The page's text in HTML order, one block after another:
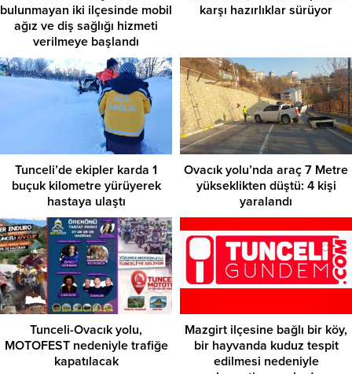
bulunmayan iki ilçesinde mobil
ağız ve diş sağlığı hizmeti
verilmeye başlandı
karşı hazırlıklar sürüyor
Tunceli’de ekipler karda 1
buçuk kilometre yürüyerek
hastaya ulaştı
Ovacık yolu’nda araç 7 Metre
yükseklikten düştü: 4 kişi
yaralandı
Tunceli-Ovacık yolu,
MOTOFEST nedeniyle trafiğe
kapatılacak
Mazgirt ilçesine bağlı bir köy,
bir hayvanda kuduz tespit
edilmesi nedeniyle